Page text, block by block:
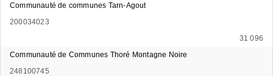
Communauté de communes Tarn-Agout
200034023
31 096
Communauté de Communes Thoré Montagne Noire
248100745